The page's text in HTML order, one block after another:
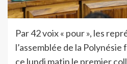
Par 42 voix « pour », les
l’assemblée de la
ce lundi matin le premier